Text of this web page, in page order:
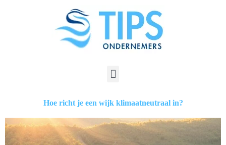
Hoe richt je een wijk klimaatneutraal in?